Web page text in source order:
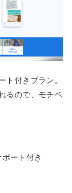
ト付きプラン。
るので、モチベ
ート付き